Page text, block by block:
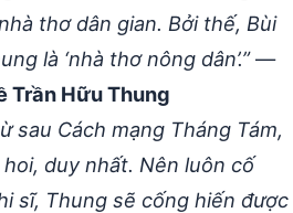
thơ dân gian. Bởi thế, Bùi
là ‘nhà thơ nông dân’.”—
Trần Hữu Thung
sau Cách mạng Tháng Tám,
duy nhất. Nên luôn cố
sĩ, Thung sẽ cống hiến được